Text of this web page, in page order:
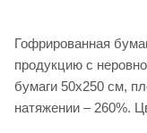
Гофрированная
продукцию с
бумаги 50х250 см,
натяжении – 260%.